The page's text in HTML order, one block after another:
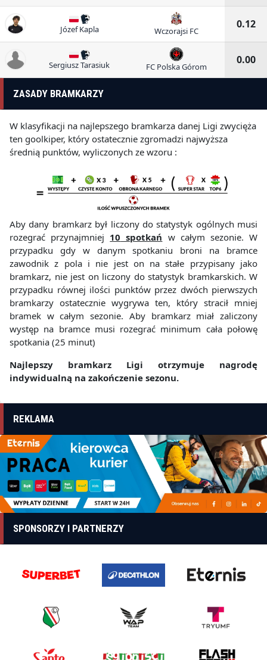
Józef Kapla Wczorajsi FC
0.12
Sergiusz Tarasiuk FC Polska Górom
0.00
ZASADY BRAMKARZY
W klasyfikacji na najlepszego bramkarza danej Ligi zwycięża
ten goolkiper, który ostatecznie zgromadzi najwyższa
średnią punktów, wyliczonych ze wzoru :
Aby dany bramkarz był liczony do statystyk ogólnych musi
rozegrać przynajmniej 10 spotkań w całym sezonie. W
przypadku gdy w danym spotkaniu broni na bramce
zawodnik z pola i nie jest on na stałe przypisany jako
bramkarz, nie jest on liczony do statystyk bramkarskich. W
przypadku równej ilości punktów przez dwóch pierwszych
bramkarzy ostatecznie wygrywa ten, który stracił mniej
bramek w całym sezonie. Aby bramkarz miał zaliczony
występ na bramce musi rozegrać minimum cała połowę
spotkania (25 minut)
Najlepszy bramkarz Ligi otrzymuje nagrodę
indywidualną na zakończenie sezonu.
REKLAMA
SPONSORZY I PARTNERZY